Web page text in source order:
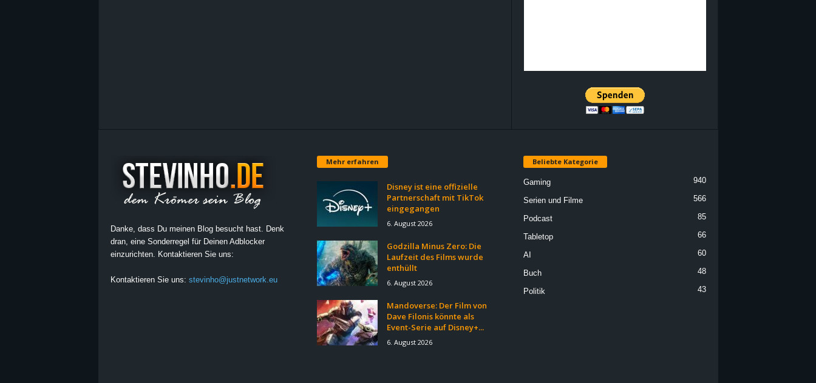
Danke, dass Du meinen Blog besucht hast. Denk
dran, eine Sonderregel für Deinen Adblocker
einzurichten. Kontaktieren Sie uns:
Kontaktieren Sie uns: stevinho@justnetwork.eu
Mehr erfahren
Disney ist eine offizielle
Partnerschaft mit TikTok
eingegangen
6. August 2026
Godzilla Minus Zero: Die
Laufzeit des Films wurde
enthüllt
6. August 2026
Mandoverse: Der Film von
Dave Filonis könnte als
Event-Serie auf Disney+...
6. August 2026
Beliebte Kategorie
Gaming 940
Serien und Filme 566
Podcast 85
Tabletop 66
AI 60
Buch 48
Politik 43